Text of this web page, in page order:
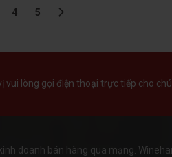
4 5
lòng gọi điện thoại trực tiếp cho
doanh bán hàng qua mạng.